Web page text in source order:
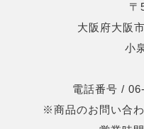
〒
大阪府大阪
小
電話番号 /
※商品のお問い合